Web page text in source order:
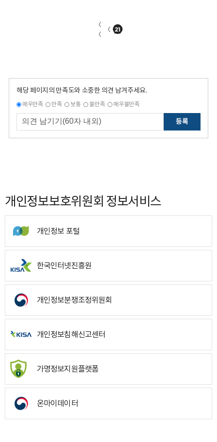
〈
〈
〈 21
해당 페이지의 만족도와 소중한 의견 남겨주세요.
매우만족 만족 보통 불만족 매우불만족
등록
개인정보보호위원회 정보서비스
개인정보 포털
한국인터넷진흥원
개인정보분쟁조정위원회
개인정보침해신고센터
가명정보지원플랫폼
온마이데이터